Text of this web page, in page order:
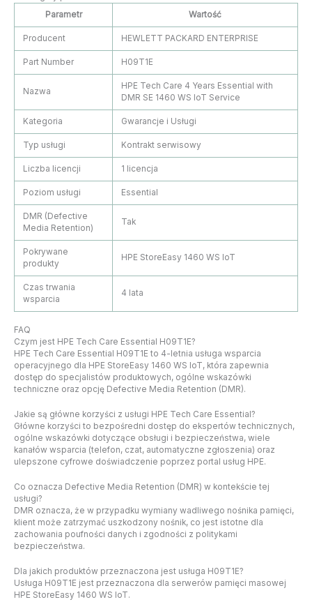
Parametr
Wartość
Producent HEWLETT PACKARD ENTERPRISE
Part Number H09T1E
Nazwa
HPE Tech Care 4 Years Essential with
DMR SE 1460 WS IoT Service
Kategoria Gwarancje i Usługi
Typ usługi Kontrakt serwisowy
Liczba licencji 1 licencja
Poziom usługi Essential
DMR (Defective
Media Retention)
Tak
Pokrywane
produkty
HPE StoreEasy 1460 WS IoT
Czas trwania
wsparcia
4 lata
FAQ
Czym jest HPE Tech Care Essential H09T1E?
HPE Tech Care Essential H09T1E to 4-letnia usługa wsparcia
operacyjnego dla HPE StoreEasy 1460 WS IoT, która zapewnia
dostęp do specjalistów produktowych, ogólne wskazówki
techniczne oraz opcję Defective Media Retention (DMR).
Jakie są główne korzyści z usługi HPE Tech Care Essential?
Główne korzyści to bezpośredni dostęp do ekspertów technicznych,
ogólne wskazówki dotyczące obsługi i bezpieczeństwa, wiele
kanałów wsparcia (telefon, czat, automatyczne zgłoszenia) oraz
ulepszone cyfrowe doświadczenie poprzez portal usług HPE.
Co oznacza Defective Media Retention (DMR) w kontekście tej
usługi?
DMR oznacza, że w przypadku wymiany wadliwego nośnika pamięci,
klient może zatrzymać uszkodzony nośnik, co jest istotne dla
zachowania poufności danych i zgodności z politykami
bezpieczeństwa.
Dla jakich produktów przeznaczona jest usługa H09T1E?
Usługa H09T1E jest przeznaczona dla serwerów pamięci masowej
HPE StoreEasy 1460 WS IoT.